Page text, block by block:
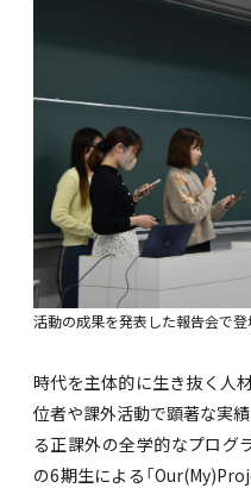
活動の成果を発表した報告会で登
時代を主体的に生き抜く人
位者や課外活動で顕著な実
る正課外の全学的なプログ
の6期生による「